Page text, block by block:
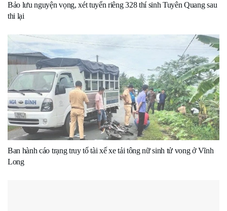
Bảo lưu nguyện vọng, xét tuyển riêng 328 thí sinh Tuyên Quang sau
thi lại
Ban hành cáo trạng truy tố tài xế xe tải tông nữ sinh tử vong ở Vĩnh
Long